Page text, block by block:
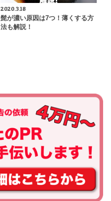
2020.3.18
髭が濃い原因は7つ！薄くする方
法も解説！